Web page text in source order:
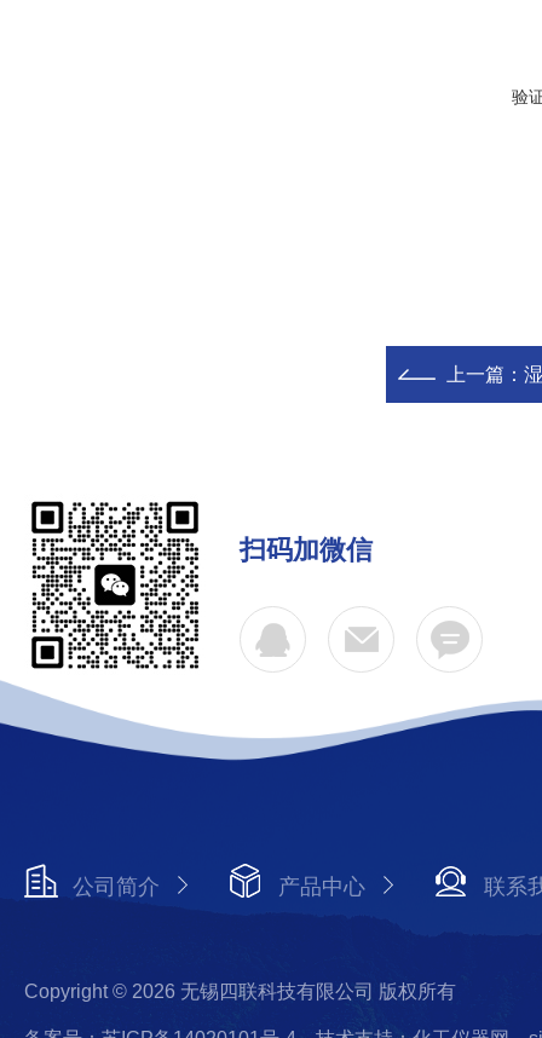
验
上一篇：
扫码加微信
公司简介 产品中心 联系
Copyright © 2026 无锡四联科技有限公司 版权所有